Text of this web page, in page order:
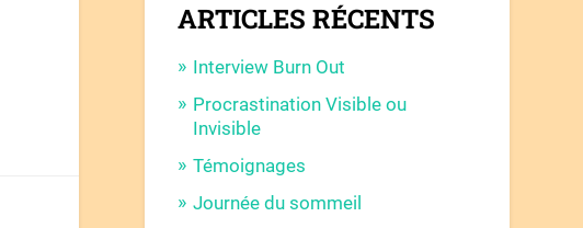
ARTICLES RÉCENTS
Interview Burn Out
Procrastination Visible ou
Invisible
Témoignages
Journée du sommeil